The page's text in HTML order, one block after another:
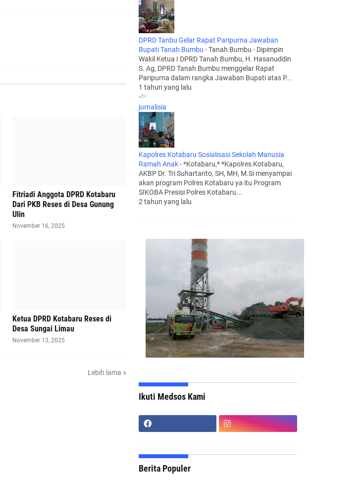
Fitriadi Anggota DPRD Kotabaru
Dari PKB Reses di Desa Gunung
Ulin
November 16, 2025
Ketua DPRD Kotabaru Reses di
Desa Sungai Limau
November 13, 2025
Lebih lama
DPRD Tanbu Gelar Rapat Paripurna Jawaban
Bupati Tanah Bumbu -Tanah Bumbu - Dipimpin
Wakil Ketua I DPRD Tanah Bumbu, H. Hasanuddin
S. Ag, DPRD Tanah Bumbu menggelar Rapat
Paripurna dalam rangka Jawaban Bupati atas P...
1 tahun yang lalu
jurnalisia
Kapolres Kotabaru Sosialisasi Sekolah Manusia
Ramah Anak -*Kotabaru,* *Kapolres Kotabaru,
AKBP Dr. Tri Suhartanto, SH, MH, M.Si menyampai
akan program Polres Kotabaru ya itu Program
SIKOBA Presisi Polres Kotabaru...
2 tahun yang lalu
Ikuti Medsos Kami
Berita Populer